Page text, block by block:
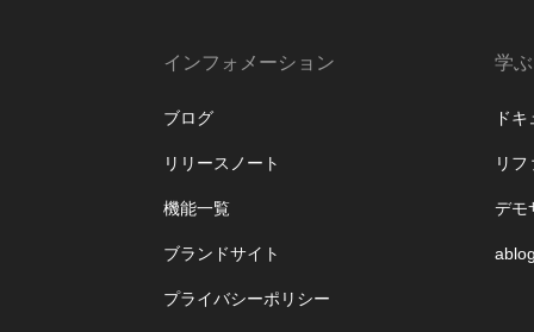
インフォメーション
ブログ
リリースノート
機能一覧
ブランドサイト
プライバシーポリシー
学ぶ
ド
リフ
デモ